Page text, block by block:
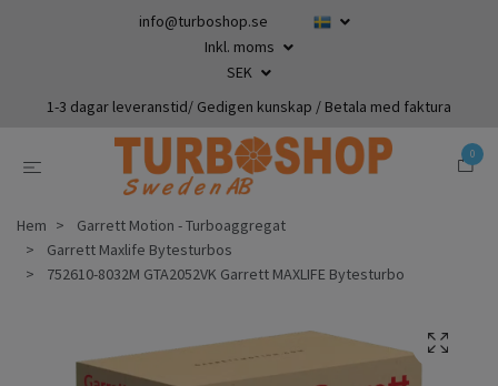
info@turboshop.se
Inkl. moms
SEK
1-3 dagar leveranstid/ Gedigen kunskap / Betala med faktura
0
Hem
Garrett Motion - Turboaggregat
Garrett Maxlife Bytesturbos
752610-8032M GTA2052VK Garrett MAXLIFE Bytesturbo